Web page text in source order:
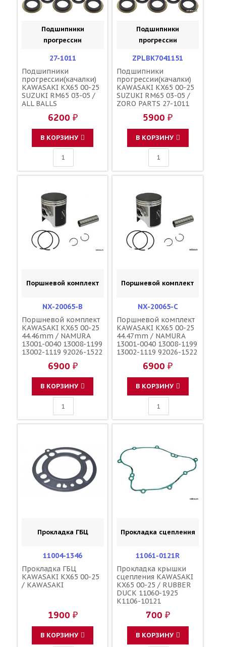
Подшипники
прогрессии
27-1011
Подшипники
прогрессии(качалки)
KAWASAKI KX65 00-25
SUZUKI RM65 03-05 /
ALL BALLS
6200 ₽
В КОРЗИНУ
Подшипники
прогрессии
ZPLBK7041151
Подшипники
прогрессии(качалки)
KAWASAKI KX65 00-25
SUZUKI RM65 03-05 /
ZORO PARTS 27-1011
5900 ₽
В КОРЗИНУ
Поршневой комплект
NX-20065-B
Поршневой комплект
KAWASAKI KX65 00-25
44.46mm / NAMURA
13001-0040 13008-1199
13002-1119 92026-1522
6900 ₽
В КОРЗИНУ
Поршневой комплект
NX-20065-C
Поршневой комплект
KAWASAKI KX65 00-25
44.47mm / NAMURA
13001-0040 13008-1199
13002-1119 92026-1522
6900 ₽
В КОРЗИНУ
Прокладка ГБЦ
11004-1346
Прокладка ГБЦ
KAWASAKI KX65 00-25
/ KAWASAKI
1900 ₽
В КОРЗИНУ
Прокладка сцепления
11061-0121R
Прокладка крышки
сцепления KAWASAKI
KX65 00-25 / RUBBER
DUCK 11060-1925
K1106-10121
700 ₽
В КОРЗИНУ